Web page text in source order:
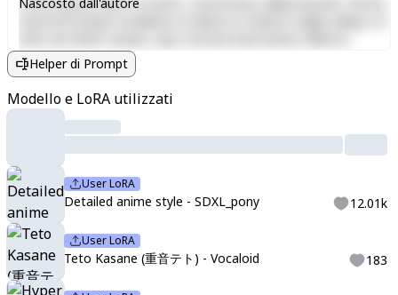
laboris nisi ut aliquip ex ea commodo consequat. Duis aute irure
dolor in reprehenderit in voluptate velit esse cillum dolore eu
fugiat nulla pariatur. Excepteur sint occaecat cupidatat non
proident, sunt in culpa qui officia deserunt mollit anim id est
Helper di Prompt
Modello e LoRA utilizzati
User LoRA
Detailed anime style - SDXL_pony 12.01k
User LoRA
Teto Kasane (重音テト) - Vocaloid 183